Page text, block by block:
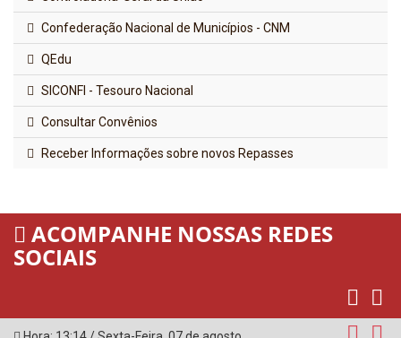
Confederação Nacional de Municípios - CNM
QEdu
SICONFI - Tesouro Nacional
Consultar Convênios
Receber Informações sobre novos Repasses
ACOMPANHE NOSSAS REDES
SOCIAIS